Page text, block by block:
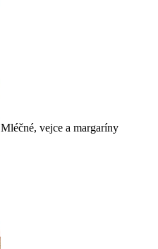
Mléčné, vejce a margaríny